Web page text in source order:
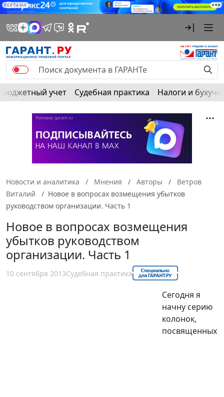
РЕКЛАМА
Бюджетный учет Судебная практика Налоги и
Новости и аналитика Мнения Авторы
Ветров
Виталий
Новое в вопросах возмещения убытков
руководством организации. Часть 1
Новое в вопросах возмещения
убытков руководством
организации. Часть 1
10 сентября 2013Судебная практика
Сегодня я
начну серию
колонок,
посвященных